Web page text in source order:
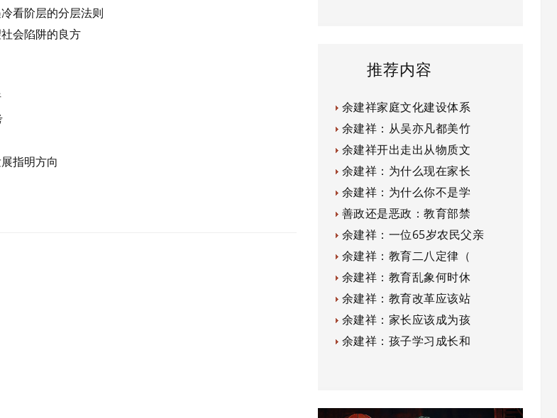
看阶层的分层法则
会陷阱的良方
指明方向
推荐内容
余建祥家庭文化建设体系
余建祥：从吴亦凡都美竹
余建祥开出走出从物质文
余建祥：为什么现在家长
余建祥：为什么你不是学
善政还是恶政：教育部禁
余建祥：一位65岁农民父亲
余建祥：教育二八定律（
余建祥：教育乱象何时休
余建祥：教育改革应该站
余建祥：家长应该成为孩
余建祥：孩子学习成长和